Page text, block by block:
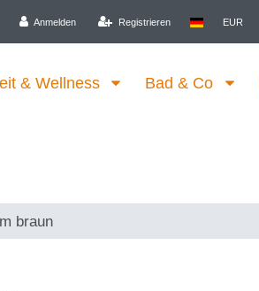
Anmelden Registrieren EUR
& Wellness Bad & Co
braun